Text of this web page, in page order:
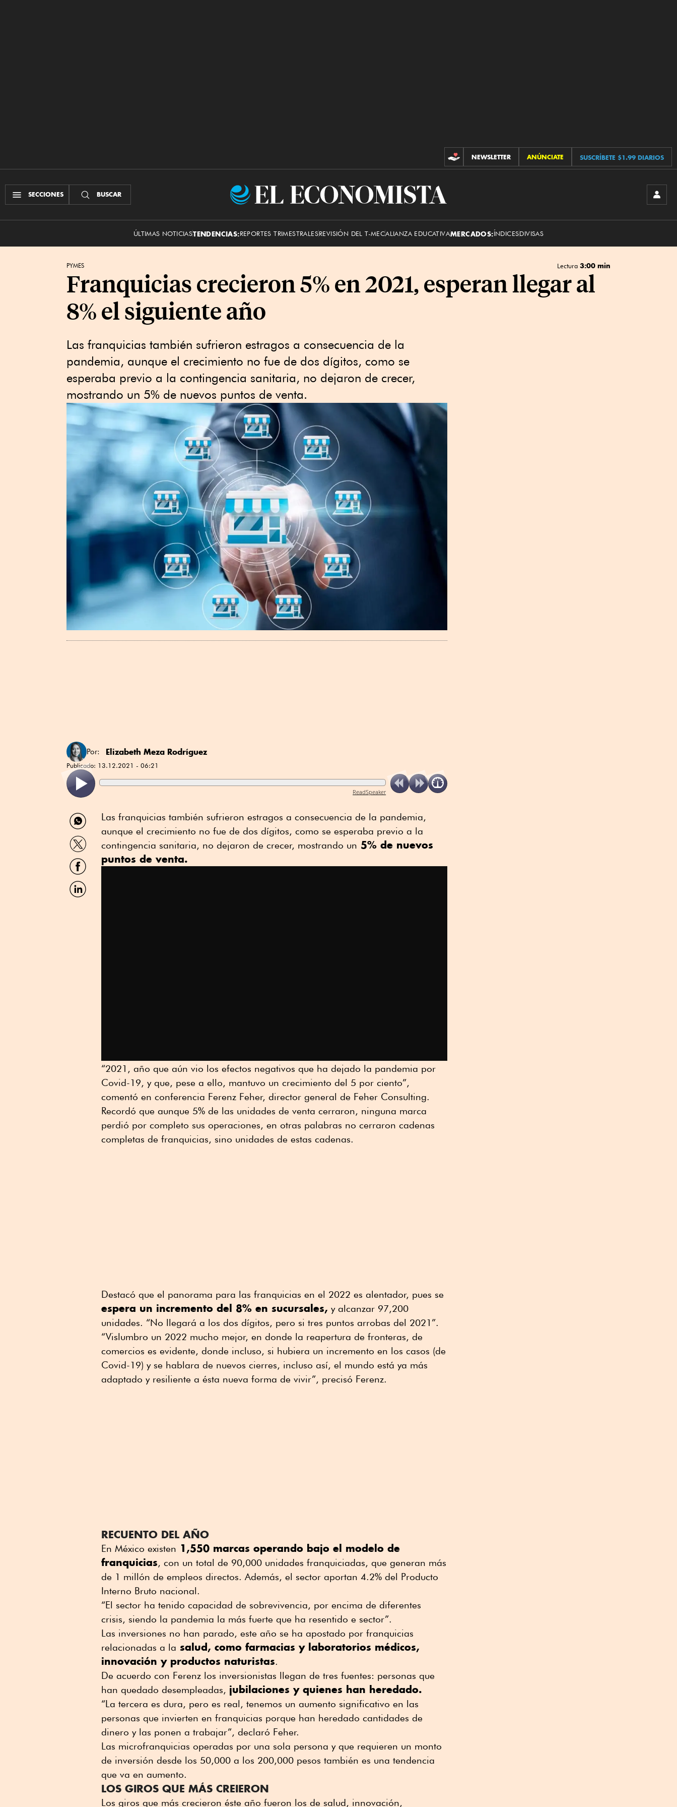
CONTRIBUCIONES
NEWSLETTER ANÚNCIATE SUSCRÍBETE $1.99 DIARIOS
SECCIONES BUSCAR
El
ÚLTIMAS NOTICIASTENDENCIAS:REPORTES TRIMESTRALESREVISIÓN DEL T-MECALIANZA EDUCATIVAMERCADOS:ÍNDICESDIVISAS
PYMES Lectura 3:00 min
Franquicias crecieron 5% en 2021, esperan llegar al
8% el siguiente año
Las franquicias también sufrieron estragos a consecuencia de la
pandemia, aunque el crecimiento no fue de dos dígitos, como se
esperaba previo a la contingencia sanitaria, no dejaron de crecer,
mostrando un 5% de nuevos puntos de venta.
Por: Elizabeth Meza Rodríguez
Publicado: 13.12.2021 - 06:21
ReadSpeaker
Compartir
por
WhatsApp
Compartir
por
Twitter
Compartir
por
Facebook
Compartir
por
Las franquicias también sufrieron estragos a consecuencia de la pandemia,
aunque el crecimiento no fue de dos dígitos, como se esperaba previo a la
contingencia sanitaria, no dejaron de crecer, mostrando un 5% de nuevos
puntos de venta.
“2021, año que aún vio los efectos negativos que ha dejado la pandemia por
Covid-19, y que, pese a ello, mantuvo un crecimiento del 5 por ciento”,
comentó en conferencia Ferenz Feher, director general de Feher Consulting.
Recordó que aunque 5% de las unidades de venta cerraron, ninguna marca
perdió por completo sus operaciones, en otras palabras no cerraron cadenas
completas de franquicias, sino unidades de estas cadenas.
Destacó que el panorama para las franquicias en el 2022 es alentador, pues se
espera un incremento del 8% en sucursales, y alcanzar 97,200
unidades. “No llegará a los dos dígitos, pero si tres puntos arrobas del 2021”.
“Vislumbro un 2022 mucho mejor, en donde la reapertura de fronteras, de
comercios es evidente, donde incluso, si hubiera un incremento en los casos (de
Covid-19) y se hablara de nuevos cierres, incluso así, el mundo está ya más
adaptado y resiliente a ésta nueva forma de vivir”, precisó Ferenz.
RECUENTO DEL AÑO
En México existen 1,550 marcas operando bajo el modelo de
franquicias, con un total de 90,000 unidades franquiciadas, que generan más
de 1 millón de empleos directos. Además, el sector aportan 4.2% del Producto
Interno Bruto nacional.
“El sector ha tenido capacidad de sobrevivencia, por encima de diferentes
crisis, siendo la pandemia la más fuerte que ha resentido e sector”.
Las inversiones no han parado, este año se ha apostado por franquicias
relacionadas a la salud, como farmacias y laboratorios médicos,
innovación y productos naturistas.
De acuerdo con Ferenz los inversionistas llegan de tres fuentes: personas que
han quedado desempleadas, jubilaciones y quienes han heredado.
“La tercera es dura, pero es real, tenemos un aumento significativo en las
personas que invierten en franquicias porque han heredado cantidades de
dinero y las ponen a trabajar”, declaró Feher.
Las microfranquicias operadas por una sola persona y que requieren un monto
de inversión desde los 50,000 a los 200,000 pesos también es una tendencia
que va en aumento.
LOS GIROS QUE MÁS CREIERON
Los giros que más crecieron éste año fueron los de salud, innovación,